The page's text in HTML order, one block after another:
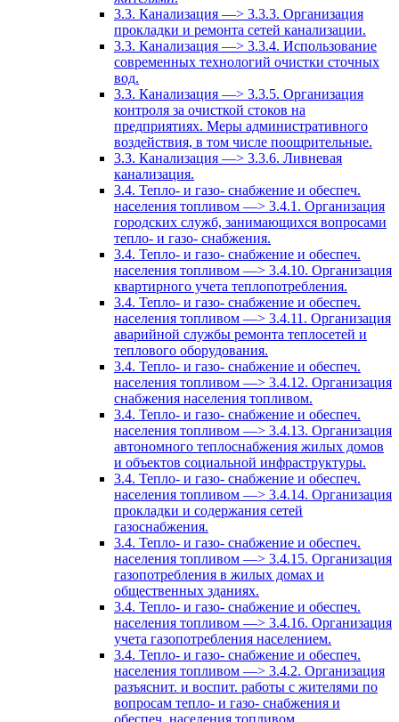
3.3. Канализация —> 3.3.3. Организация
прокладки и ремонта сетей канализации.
3.3. Канализация —> 3.3.4. Использование
современных технологий очистки сточных
вод.
3.3. Канализация —> 3.3.5. Организация
контроля за очисткой стоков на
предприятиях. Меры административного
воздействия, в том числе поощрительные.
3.3. Канализация —> 3.3.6. Ливневая
канализация.
3.4. Тепло- и газо- снабжение и обеспеч.
населения топливом —> 3.4.1. Организация
городских служб, занимающихся вопросами
тепло- и газо- снабжения.
3.4. Тепло- и газо- снабжение и обеспеч.
населения топливом —> 3.4.10. Организация
квартирного учета теплопотребления.
3.4. Тепло- и газо- снабжение и обеспеч.
населения топливом —> 3.4.11. Организация
аварийной службы ремонта теплосетей и
теплового оборудования.
3.4. Тепло- и газо- снабжение и обеспеч.
населения топливом —> 3.4.12. Организация
снабжения населения топливом.
3.4. Тепло- и газо- снабжение и обеспеч.
населения топливом —> 3.4.13. Организация
автономного теплоснабжения жилых домов
и объектов социальной инфраструктуры.
3.4. Тепло- и газо- снабжение и обеспеч.
населения топливом —> 3.4.14. Организация
прокладки и содержания сетей
газоснабжения.
3.4. Тепло- и газо- снабжение и обеспеч.
населения топливом —> 3.4.15. Организация
газопотребления в жилых домах и
общественных зданиях.
3.4. Тепло- и газо- снабжение и обеспеч.
населения топливом —> 3.4.16. Организация
учета газопотребления населением.
3.4. Тепло- и газо- снабжение и обеспеч.
населения топливом —> 3.4.2. Организация
разъяснит. и воспит. работы с жителями по
вопросам тепло- и газо- снабжения и